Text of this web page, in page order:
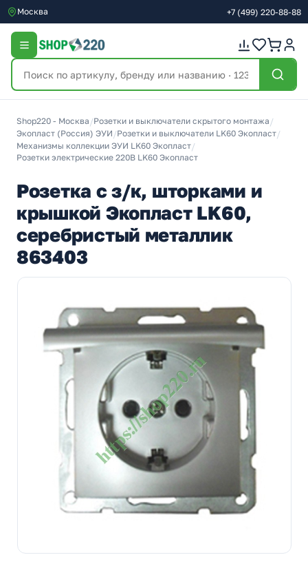
Москва +7 (499) 220-88-88
Shop220 - Москва /Розетки и выключатели скрытого монтажа /
Экопласт (Россия) ЭУИ /Розетки и выключатели LK60 Экопласт/
Механизмы коллекции ЭУИ LK60 Экопласт/
Розетки электрические 220В LK60 Экопласт
Розетка с з/к, шторками и
крышкой Экопласт LK60,
серебристый металлик
863403